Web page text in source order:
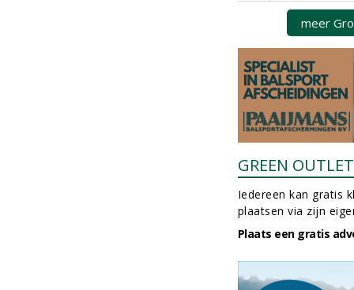
meer
GREEN OUTLET
Iedereen kan gratis
plaatsen via zijn
Plaats een gratis